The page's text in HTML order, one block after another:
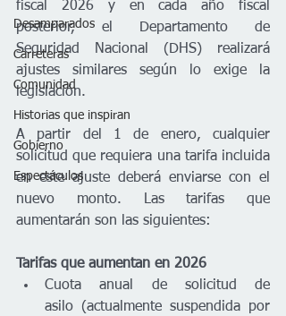
Desamparados
Carreteras
Comunidad
Historias que inspiran
Gobierno
Espectáculos
fiscal 2026 y en cada año fiscal
posterior, el Departamento de
Seguridad Nacional (DHS) realizará
ajustes similares según lo exige la
legislación.
A partir del 1 de enero, cualquier
solicitud que requiera una tarifa incluida
en este ajuste deberá enviarse con el
nuevo monto. Las tarifas que
aumentarán son las siguientes:
Tarifas que aumentan en 2026
Cuota anual de solicitud de
asilo (actualmente suspendida por